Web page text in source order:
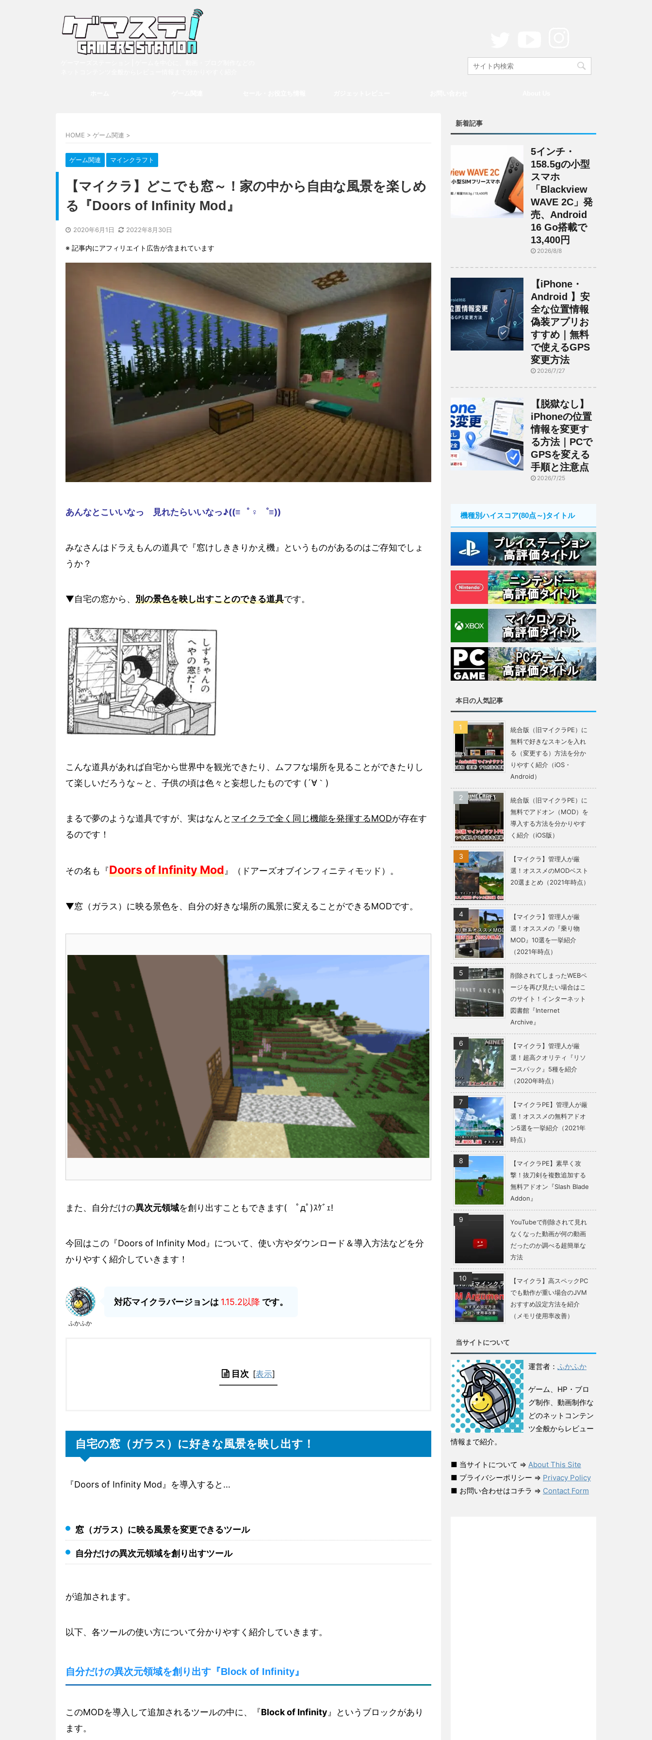
HOME > ゲーム関連 >
ゲーム関連 マインクラフト
【マイクラ】どこでも窓～！家の中から自由な風景を楽しめ
る『Doors of Infinity Mod』
2020年6月1日 2022年8月30日
※ 記事内にアフィリエイト広告が含まれています
あんなとこいいなっ 見れたらいいなっ♪((≡゜ ♀ ゜≡))
みなさんはドラえもんの道具で『窓けしききりかえ機』というものがあるのはご存知でしょ
うか？
▼自宅の窓から、 別の景色を映し出すことのできる道具です。
こんな道具があれば自宅から世界中を観光できたり、ムフフな場所を見ることができたりし
て楽しいだろうな～と、子供の頃は色々と妄想したものです (´∀｀)
まるで夢のような道具ですが、実はなんと マイクラで全く同じ機能を発揮するMODが存在す
るのです！
その名も『Doors of Infinity Mod 』（ドアーズオブインフィニティモッド）。
▼窓（ガラス）に映る景色を、自分の好きな場所の風景に変えることができるMODです。
また、自分だけの異次元領域を創り出すこともできます( ﾟдﾟ)ｽｹﾞｪ!
今回はこの『Doors of Infinity Mod』について、使い方やダウンロード＆導入方法などを分
かりやすく紹介していきます！
ふかふか
対応マイクラバージョンは 1.15.2以降 です。
目次 [表示]
自宅の窓（ガラス）に好きな風景を映し出す！
『Doors of Infinity Mod』を導入すると...
窓（ガラス）に映る風景を変更できるツール
自分だけの異次元領域を創り出すツール
が追加されます。
以下、各ツールの使い方について分かりやすく紹介していきます。
自分だけの異次元領域を創り出す『Block of Infinity』
このMODを導入して追加されるツールの中に、『Block of Infinity 』というブロックがあり
ます。
新着記事
5インチ・
158.5gの小型
スマホ
「Blackview
WAVE 2C」発
売、Android
16 Go搭載で
13,400円
2026/8/8
【iPhone・
Android 】安
全な位置情報
偽装アプリお
すすめ｜無料
で使えるGPS
変更方法
2026/7/27
【脱獄なし】
iPhoneの位置
情報を変更す
る方法｜PCで
GPSを変える
手順と注意点
2026/7/25
機種別ハイスコア(80点～)タイトル
本日の人気記事
統合版（旧マイクラPE）に
無料で好きなスキンを入れ
る（変更する）方法を分か
りやすく紹介（iOS・
Android）
統合版（旧マイクラPE）に
無料でアドオン（MOD）を
導入する方法を分かりやす
く紹介（iOS版）
【マイクラ】管理人が厳
選！オススメのMODベスト
20選まとめ（2021年時点）
【マイクラ】管理人が厳
選！オススメの『乗り物
MOD』10選を一挙紹介
（2021年時点）
削除されてしまったWEBペ
ージを再び見たい場合はこ
のサイト！インターネット
図書館『Internet
Archive』
【マイクラ】管理人が厳
選！超高クオリティ『リソ
ースパック』5種を紹介
（2020年時点）
【マイクラPE】管理人が厳
選！オススメの無料アドオ
ン5選を一挙紹介（2021年
時点）
【マイクラPE】素早く攻
撃！抜刀剣を複数追加する
無料アドオン『Slash Blade
Addon』
YouTubeで削除されて見れ
なくなった動画が何の動画
だったのか調べる超簡単な
方法
【マイクラ】高スペックPC
でも動作が重い場合のJVM
おすすめ設定方法を紹介
（メモリ使用率改善）
当サイトについて
運営者： ふかふか
ゲーム、HP・ブロ
グ制作、動画制作な
どのネットコンテン
ツ全般からレビュー
情報まで紹介。
■ 当サイトについて ⇒ About This Site
■ プライバシーポリシー ⇒ Privacy Policy
■ お問い合わせはコチラ ⇒ Contact Form